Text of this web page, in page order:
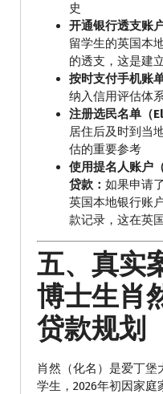
史
开通银行透支账
留学生的英国本
的透支，这是建
按时支付手机账
纳入信用评估体
注册选民名单（
居住后及时到当
估的重要参考
使用提名人账户
贷款： 如果申请
英国本地银行账
款记录，这在英
五、真实
博士生肖
贷款规划
肖然（化名）是爱丁堡
学生，2026年初因家庭